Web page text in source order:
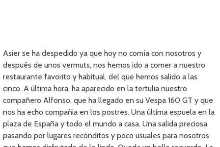
Asier se ha despedido ya que hoy no comía con nosotros y
después de unos vermuts, nos hemos ido a comer a nuestro
restaurante favorito y habitual, del que hemos salido a las
cinco. A última hora, ha aparecido en la tertulia nuestro
compañero Alfonso, que ha llegado en su Vespa 160 GT y que
nos ha echo compañia en los postres. Una última espuela en la
plaza de España y todo el mundo a casa. Una salida preciosa,
pasando por lugares recónditos y poco usuales para nosotros